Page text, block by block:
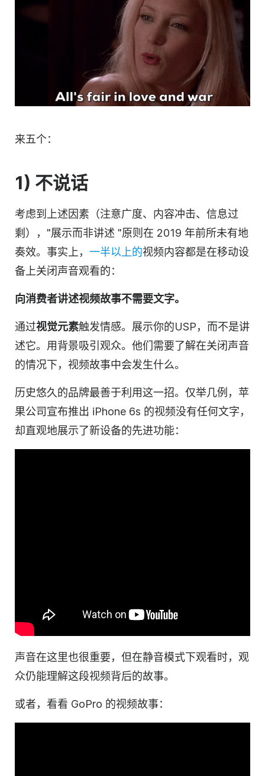
来五个：
1) 不说话
考虑到上述因素（注意广度、内容冲击、信息过
剩），"展示而非讲述 "原则在 2019 年前所未有地
奏效。事实上， 一半以上的视频内容都是在移动设
备上关闭声音观看的：
向消费者讲述视频故事不需要文字。
通过视觉元素触发情感。展示你的USP，而不是讲
述它。用背景吸引观众。他们需要了解在关闭声音
的情况下，视频故事中会发生什么。
历史悠久的品牌最善于利用这一招。仅举几例，苹
果公司宣布推出 iPhone 6s 的视频没有任何文字，
却直观地展示了新设备的先进功能：
声音在这里也很重要，但在静音模式下观看时，观
众仍能理解这段视频背后的故事。
或者，看看 GoPro 的视频故事：